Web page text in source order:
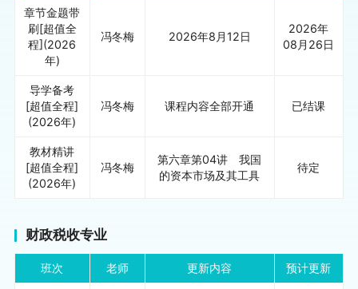
章节金题带
刷[超值全
程](2026
年)
冯冬梅 2026年8月12日
2026年
08月26日
导学备考
[超值全程]
(2026年)
冯冬梅 课程内容全部开通 已结课
教材精讲
[超值全程]
(2026年)
冯冬梅
第六章第04讲 我国
的资本市场及其工具
待定
财政税收专业
班次 老师 更新内容 预计更新